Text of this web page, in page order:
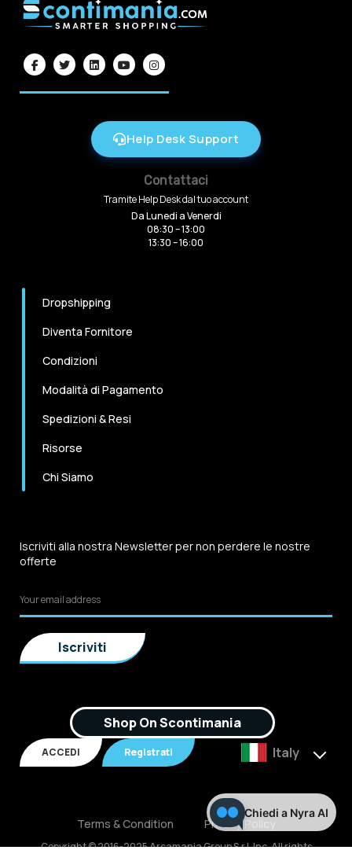
Chiedi a Nyra AI
Help Desk Support
Contattaci
Tramite Help Desk dal tuo account
Da Lunedi a Venerdi
08:30 – 13:00
13:30 – 16:00
Dropshipping
Diventa Fornitore
Condizioni
Modalità di Pagamento
Spedizioni & Resi
Risorse
Chi Siamo
Iscriviti alla nostra Newsletter per non perdere le nostre
offerte
Shop On Scontimania
ACCEDI Registrati Italy
Copyright © 2016-2025 Arcamania Group S.r.l, Inc. All rights
Terms & Condition Privacy Policy